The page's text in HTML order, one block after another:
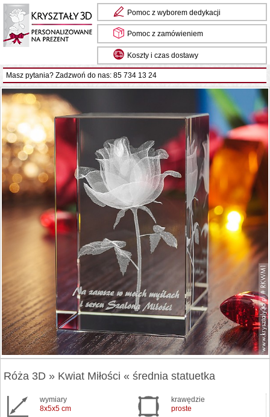
Pomoc z wyborem dedykacji
Pomoc z zamówieniem
Koszty i czas dostawy
Masz pytania? Zadzwoń do nas: 85 734 13 24
Róża 3D » Kwiat Miłości « średnia statuetka
wymiary
8x5x5 cm
krawędzie
proste